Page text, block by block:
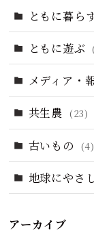
ともに暮ら
ともに遊ぶ
メディア・
共生農 (23)
古いもの (4)
地球にやさ
アーカイブ